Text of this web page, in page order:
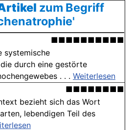
zum Begriff
■■■■■■■■■■
systemische
durch eine gestörte
. . . Weiterlesen
■■■■■■■■
bezieht sich das Wort
lebendigen Teil des